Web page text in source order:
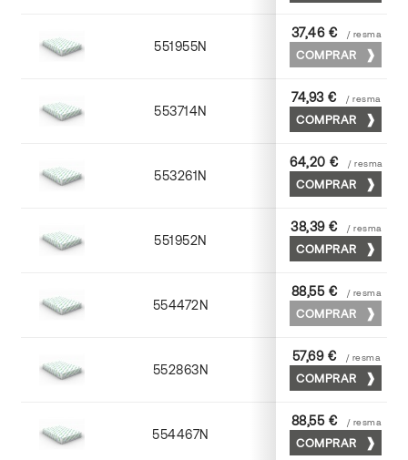
551955N 52 x 70
37,46 € / resma
COMPRAR
553714N 72 x 102
74,93 € / resma
COMPRAR
553261N 63 x 88
64,20 € / resma
COMPRAR
551952N 52 x 70
38,39 € / resma
COMPRAR
554472N 70 x 100
88,55 € / resma
COMPRAR
552863N 63 x 88
57,69 € / resma
COMPRAR
554467N 65 x 90
88,55 € / resma
COMPRAR